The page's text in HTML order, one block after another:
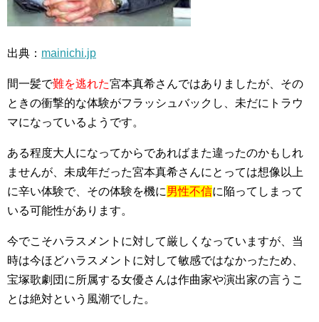
出典： mainichi.jp
間一髪で難を逃れた宮本真希さんではありましたが、その
ときの衝撃的な体験がフラッシュバックし、未だにトラウ
マになっているようです。
ある程度大人になってからであればまた違ったのかもしれ
ませんが、未成年だった宮本真希さんにとっては想像以上
に辛い体験で、その体験を機に男性不信に陥ってしまって
いる可能性があります。
今でこそハラスメントに対して厳しくなっていますが、当
時は今ほどハラスメントに対して敏感ではなかったため、
宝塚歌劇団に所属する女優さんは作曲家や演出家の言うこ
とは絶対という風潮でした。